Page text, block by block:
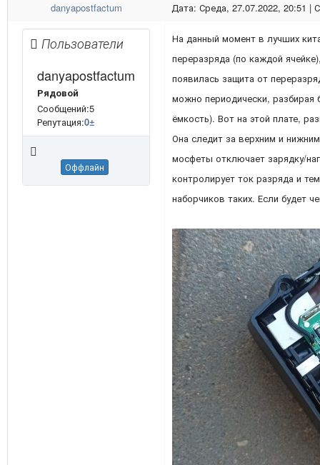
danyapostfactum Дата: Среда, 27.07.2022, 20:51 |
Пользователи
danyapostfactum
Рядовой
Сообщений:5
Репутация:0±
Оффлайн
На данный момент в лучших
переразряда (по каждой
появилась защита от
можно периодически, разбирая
ёмкость). Вот на этой плате,
Она следит за верхним и
мосфеты отключает зарядку/
контролирует ток разряда и
наборчиков таких. Если будет